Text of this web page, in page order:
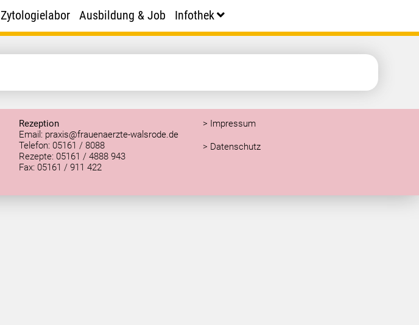
Zytologielabor Ausbildung & Job Infothek
Rezeption
Email: praxis@frauenaerzte-walsrode.de
Telefon: 05161 / 8088
Rezepte: 05161 / 4888 943
Fax: 05161 / 911 422
> Impressum
> Datenschutz